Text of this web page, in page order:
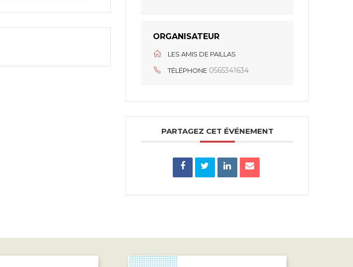
ORGANISATEUR
LES AMIS DE PAILLAS
TÉLÉPHONE 0565341634
PARTAGEZ CET ÉVÉNEMENT